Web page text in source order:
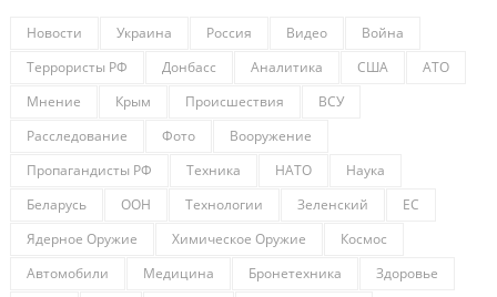
Новости Украина Россия Видео
Война
Террористы РФ
Донбасс Аналитика США
АТО
Мнение
Крым Происшествия
ВСУ
Расследование
Фото
Вооружение
Пропагандисты РФ
Техника НАТО
Наука
Беларусь
ООН Технологии Зеленский
ЕС
Ядерное Оружие
Химическое Оружие
Космос
Автомобили
Медицина Бронетехника Здоровье